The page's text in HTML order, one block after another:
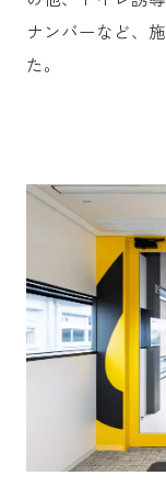
ナンバーなど、
た。